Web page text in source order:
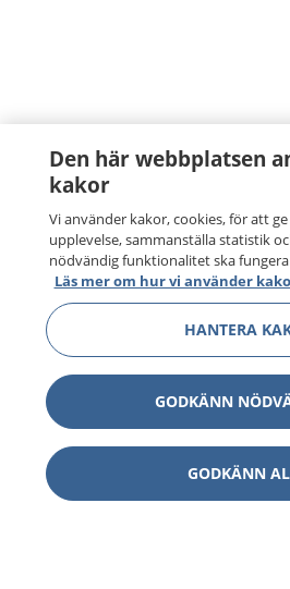
Den här webbplatsen
kakor
Vi använder kakor, cookies, för att
upplevelse, sammanställa statistik
nödvändig funktionalitet ska
Läs mer om hur vi använder
HANTERA
GODKÄNN
GODKÄNN